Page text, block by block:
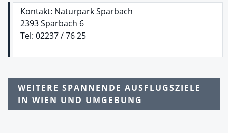
Kontakt: Naturpark Sparbach
2393 Sparbach 6
Tel: 02237 / 76 25
WEITERE SPANNENDE AUSFLUGSZIELE
IN WIEN UND UMGEBUNG